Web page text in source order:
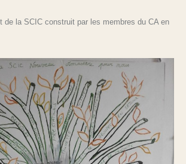
de la SCIC construit par les membres du CA en